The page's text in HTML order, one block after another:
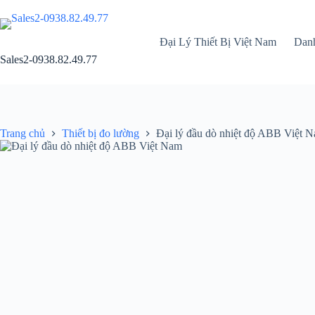
đến
phần
dung
Sales2-0938.82.49.77
Đại Lý Thiết Bị Việt Nam
Trang chủ Thiết bị đo lường Đại lý đầu dò nhiệt độ ABB Việt